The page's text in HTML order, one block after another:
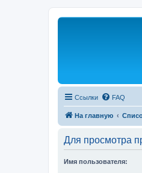
Ссылки FAQ
На главную
Для просмотра
Имя пользователя: